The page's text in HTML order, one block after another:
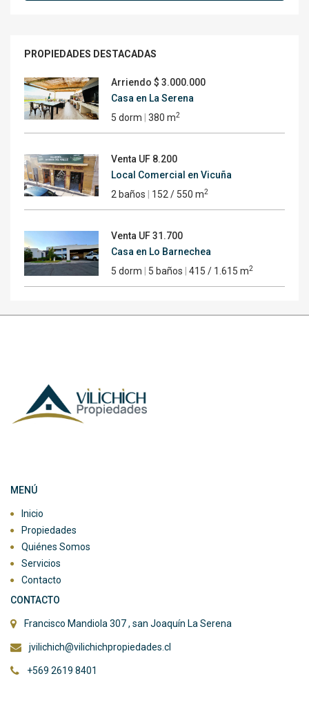
PROPIEDADES DESTACADAS
Arriendo $ 3.000.000
Casa en La Serena
5 dorm
380 m2
Venta UF 8.200
Local Comercial en Vicuña
2 baños
152 / 550 m2
Venta UF 31.700
Casa en Lo Barnechea
5 dorm
5 baños 415 / 1.615 m2
MENÚ
Inicio
Propiedades
Quiénes Somos
Servicios
Contacto
CONTACTO
Francisco Mandiola 307 , san Joaquín La Serena
jvilichich@vilichichpropiedades.cl
+569 2619 8401